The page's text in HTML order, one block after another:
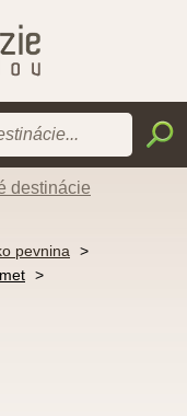
destinácie
pevnina